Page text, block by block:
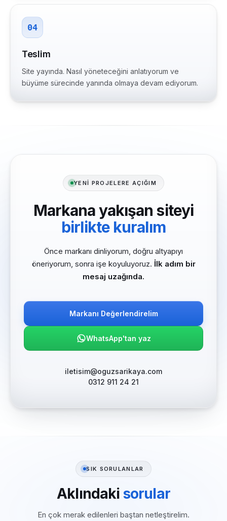
04
Teslim
Site yayında. Nasıl yöneteceğini anlatıyorum ve
büyüme sürecinde yanında olmaya devam ediyorum.
YENİ PROJELERE AÇIĞIM
Markana yakışan siteyi
birlikte kuralım
Önce markanı dinliyorum, doğru altyapıyı
öneriyorum, sonra işe koyuluyoruz. İlk adım bir
mesaj uzağında.
Markanı Değerlendirelim
WhatsApp'tan yaz
iletisim@oguzsarikaya.com
0312 911 24 21
SIK SORULANLAR
Aklındaki sorular
En çok merak edilenleri baştan netleştirelim.